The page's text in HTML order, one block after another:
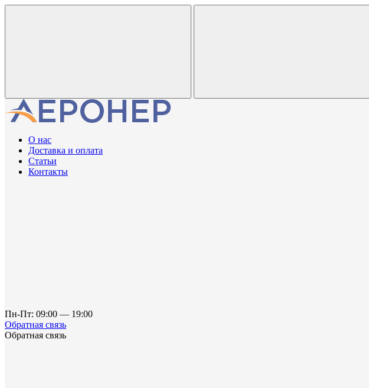
О нас
Доставка и оплата
Статьи
Контакты
Пн-Пт: 09:00 — 19:00
Обратная связь
Обратная связь